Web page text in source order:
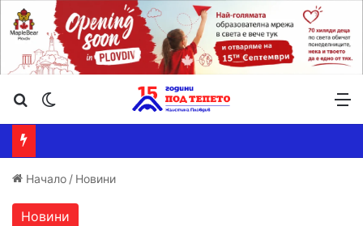
Търсене ...
Начало / Новини
Новини